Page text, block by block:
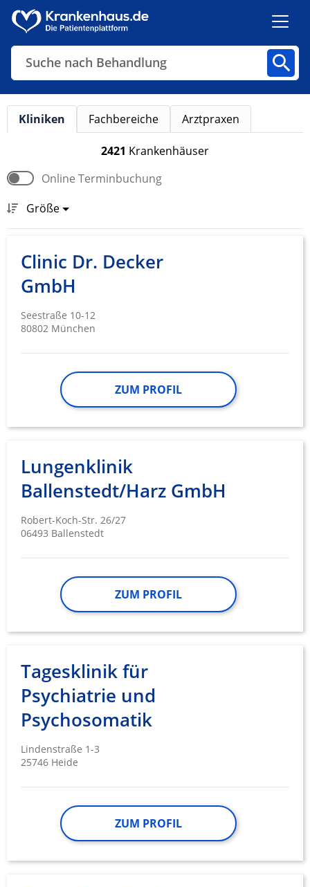
Suche nach Behandlung
Kliniken Fachbereiche Arztpraxen
2421 Krankenhäuser
Online Terminbuchung
Größe
Clinic Dr. Decker
GmbH
Seestraße 10-12
80802 München
ZUM PROFIL
Lungenklinik
Ballenstedt/Harz GmbH
Robert-Koch-Str. 26/27
06493 Ballenstedt
ZUM PROFIL
Tagesklinik für
Psychiatrie und
Psychosomatik
Lindenstraße 1-3
25746 Heide
ZUM PROFIL